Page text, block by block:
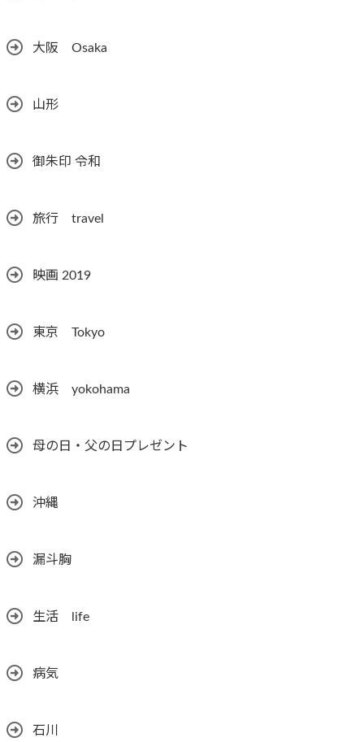
大阪 Osaka
山形
御朱印 令和
旅行 travel
映画 2019
東京 Tokyo
横浜 yokohama
母の日・父の日プレゼント
沖縄
漏斗胸
生活 life
病気
石川